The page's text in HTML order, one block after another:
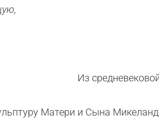
Из
Матери и Сына